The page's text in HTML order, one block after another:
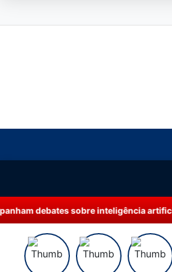
artificial e governança digital